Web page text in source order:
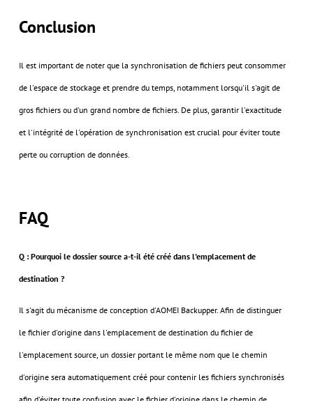
Conclusion
Il est important de noter que la synchronisation de fichiers peut consommer
de l'espace de stockage et prendre du temps, notamment lorsqu'il s'agit de
gros fichiers ou d'un grand nombre de fichiers. De plus, garantir l'exactitude
et l'intégrité de l'opération de synchronisation est crucial pour éviter toute
perte ou corruption de données.
FAQ
Q : Pourquoi le dossier source a-t-il été créé dans l'emplacement de
destination ?
Il s'agit du mécanisme de conception d'AOMEI Backupper. Afin de distinguer
le fichier d'origine dans l'emplacement de destination du fichier de
l'emplacement source, un dossier portant le même nom que le chemin
d'origine sera automatiquement créé pour contenir les fichiers synchronisés